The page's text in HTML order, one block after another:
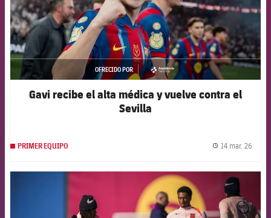
OFRECIDO POR
asistencia
Gavi recibe el alta médica y vuelve contra el
Sevilla
PRIMER EQUIPO 14 mar. 26
FCB Barcelona badge